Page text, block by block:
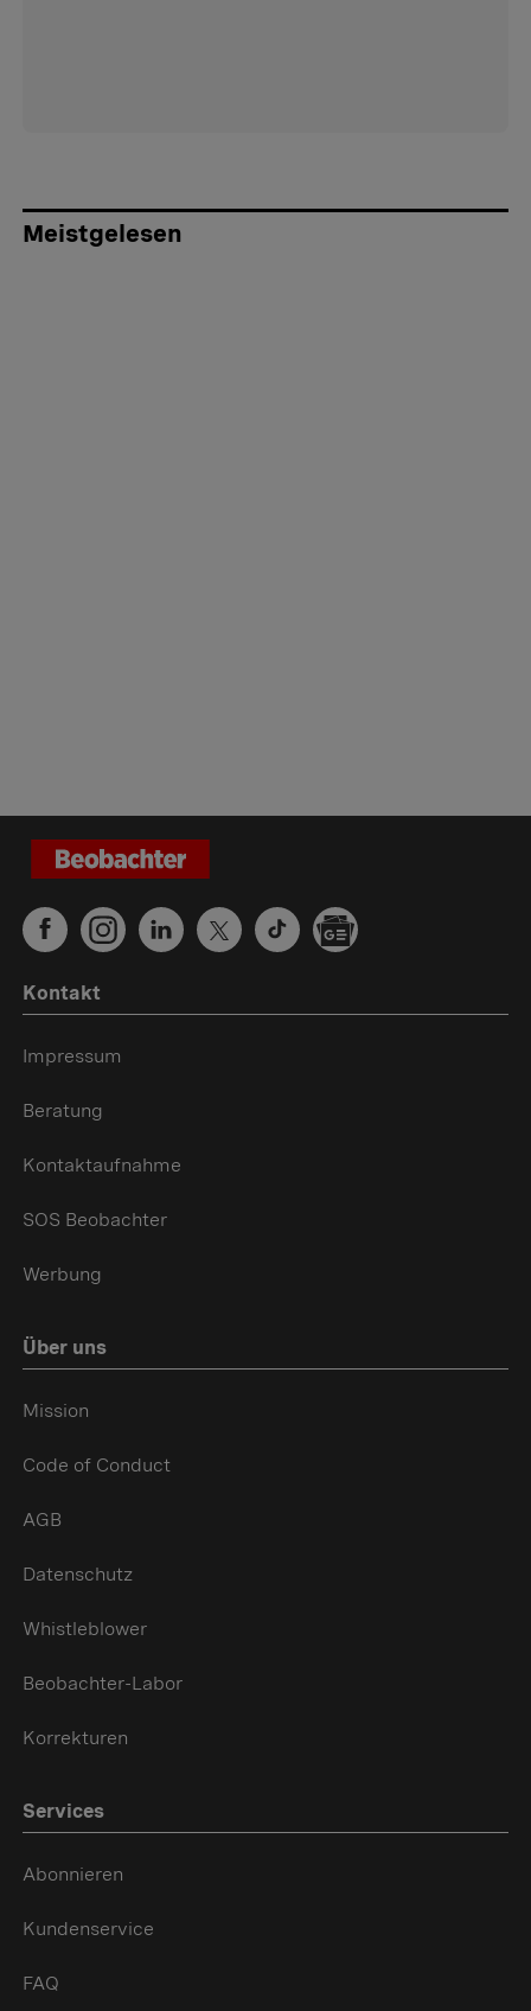
Meistgelesen
Kontakt
Impressum
Beratung
Kontaktaufnahme
SOS Beobachter
Werbung
Über uns
Mission
Code of Conduct
AGB
Datenschutz
Whistleblower
Beobachter-Labor
Korrekturen
Services
Abonnieren
Kundenservice
FAQ